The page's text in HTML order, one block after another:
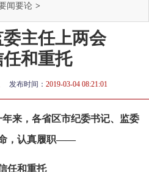
闻要论 >
主任上两会
和重托
发布时间： 2019-03-04 08:21:01
来，各省区市纪委书记、监委
，认真履职——
任和重托